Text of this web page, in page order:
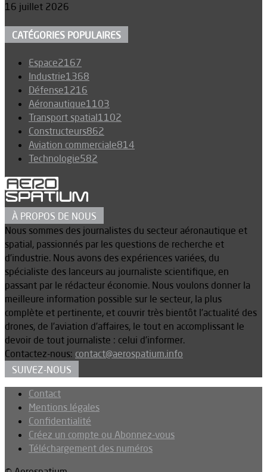
16 juillet 2026
CATÉGORIES POPULAIRES
Espace2167
Industrie1368
Défense1216
Aéronautique1103
Transport spatial1102
Constructeurs862
Aviation commerciale814
Technologie582
À PROPOS DE NOUS
Nous sommes des journalistes du secteur aéronautique et
spatial, passionnés par les questions de recherche et
d’industrie. Nous avons des expériences variées, du
spécialiste des lanceurs au journaliste scientifique, en
passant par le rédacteur économie. Nous voulons donner la
meilleure information possible sur le secteur, la plus
complète et pertinente, et couvrir très bientôt l’actualité des
drones, de l’aviation d’affaires, le tout en accomplissant le
devoir de tout journaliste : celui d’informer.
Contactez-nous: contact@aerospatium.info
SUIVEZ-NOUS
Contact
Mentions légales
Confidentialité
Créez un compte ou Abonnez-vous
Téléchargement des numéros